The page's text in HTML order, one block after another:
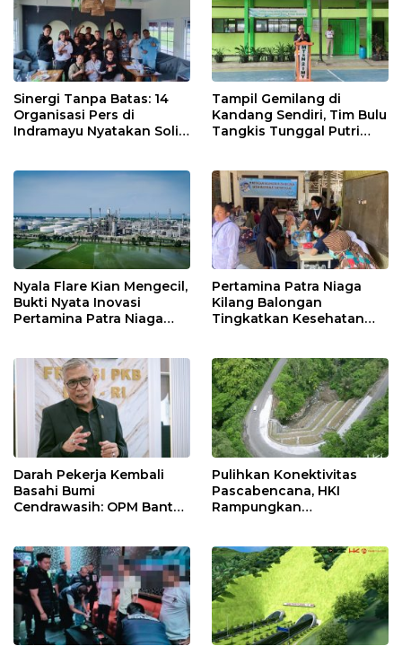
Sinergi Tanpa Batas: 14
Organisasi Pers di
Indramayu Nyatakan Solid
Tampil Gemilang di
Kandang Sendiri, Tim Bulu
Tangkis Tunggal Putri
Jatibarang 2026
Nyala Flare Kian Mengecil,
Bukti Nyata Inovasi
Pertamina Patra Niaga
Pertamina Patra Niaga
Kilang Balongan
Tingkatkan Kesehatan
Rutin dan Edukasi
Perawatan Gigi
Darah Pekerja Kembali
Basahi Bumi
Cendrawasih: OPM Bantai
Pulihkan Konektivitas
Pascabencana, HKI
Rampungkan